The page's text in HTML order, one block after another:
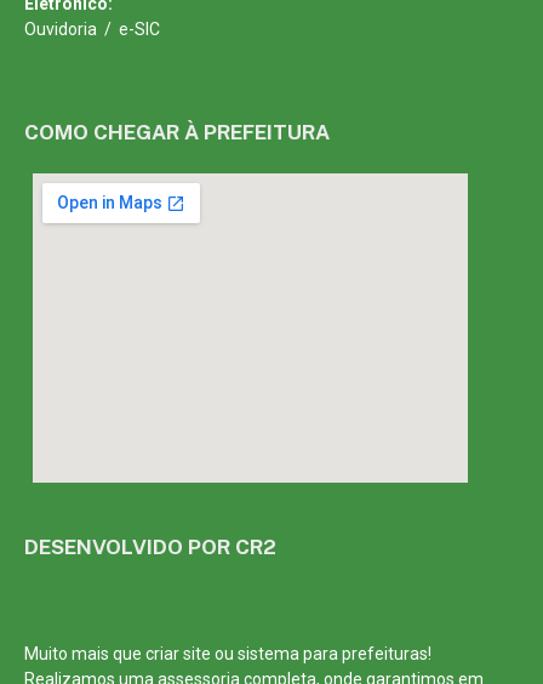
Eletrônico:
Ouvidoria / e-SIC
COMO CHEGAR À PREFEITURA
DESENVOLVIDO POR CR2
Muito mais que criar site ou sistema para prefeituras!
Realizamos uma assessoria completa, onde garantimos em